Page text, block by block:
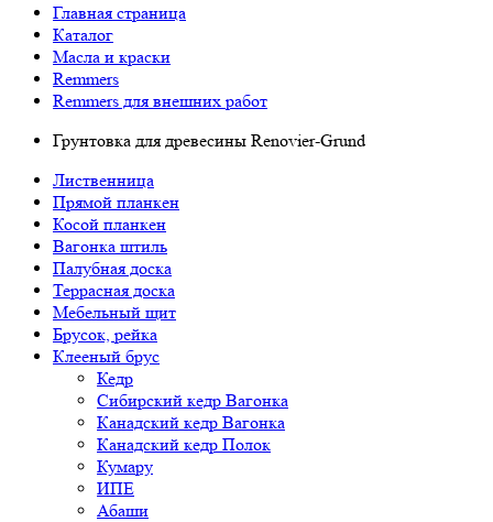
Главная страница
Каталог
Масла и краски
Remmers
Remmers для внешних работ
Грунтовка для древесины Renovier-Grund
Лиственница
Прямой планкен
Косой планкен
Вагонка штиль
Палубная доска
Террасная доска
Мебельный щит
Брусок, рейка
Клееный брус
Кедр
Сибирский кедр Вагонка
Канадский кедр Вагонка
Канадский кедр Полок
Кумару
ИПЕ
Абаши